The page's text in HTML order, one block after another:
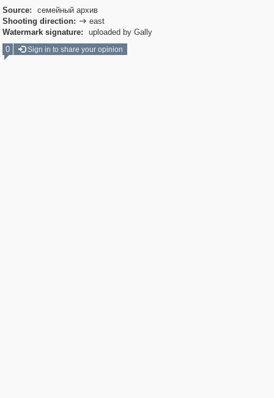
Source:
семейный архив
Shooting direction:  east
Watermark signature:
uploaded by Gally
0
Sign in to share your opinion